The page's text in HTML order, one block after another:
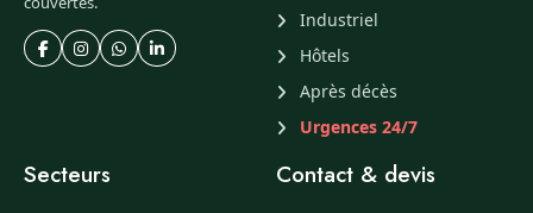
Industriel
Hôtels
Après décès
Urgences 24/7
Secteurs Contact & devis